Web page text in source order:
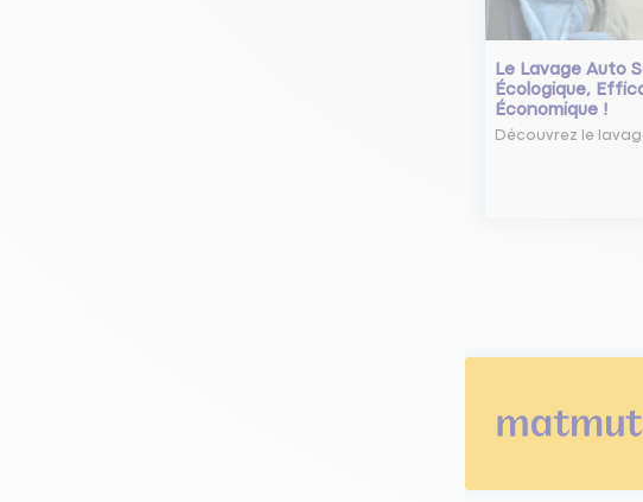
Le Lavage Auto
Écologique,
Économique !
Découvrez le